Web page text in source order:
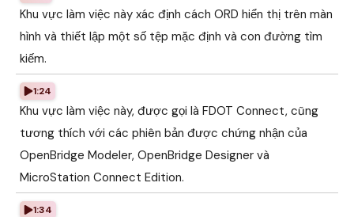
Khu vực làm việc này xác định cách ORD hiển thị trên màn
hình và thiết lập một số tệp mặc định và con đường tìm
kiếm.
1:24
Khu vực làm việc này, được gọi là FDOT Connect, cũng
tương thích với các phiên bản được chứng nhận của
OpenBridge Modeler, OpenBridge Designer và
MicroStation Connect Edition.
1:34